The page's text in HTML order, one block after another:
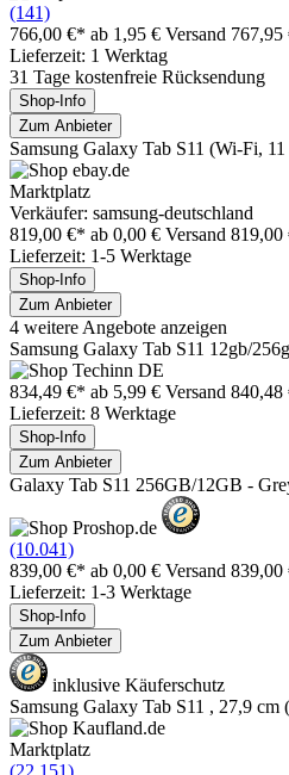
(141)
766,00 €* ab 1,95 € Versand 767,95
Lieferzeit: 1 Werktag
31 Tage kostenfreie Rücksendung
Shop-Info
Zum Anbieter
Samsung Galaxy Tab S11 (Wi-Fi,
Marktplatz
Verkäufer: samsung-deutschland
819,00 €* ab 0,00 € Versand 819,00
Lieferzeit: 1-5 Werktage
Shop-Info
Zum Anbieter
4 weitere Angebote anzeigen
Samsung Galaxy Tab S11 12gb/
834,49 €* ab 5,99 € Versand 840,48
Lieferzeit: 8 Werktage
Shop-Info
Zum Anbieter
Galaxy Tab S11 256GB/12GB -
(10.041)
839,00 €* ab 0,00 € Versand 839,00
Lieferzeit: 1-3 Werktage
Shop-Info
Zum Anbieter
inklusive Käuferschutz
Samsung Galaxy Tab S11 , 27,9
Marktplatz
(22.151)